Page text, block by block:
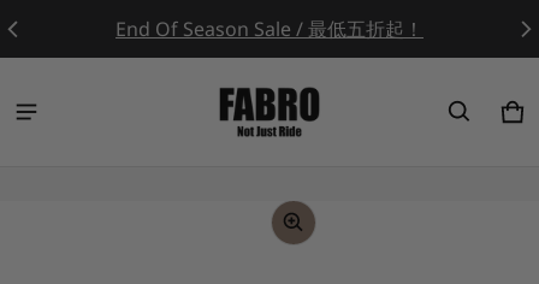
End Of Season Sale / 最低五折起！
0